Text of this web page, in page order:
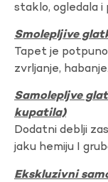
staklo, ogledala i
Smolepljive
Tapet je
zvrljanje, habanje.
Samolepljve
kupatila)
Dodatni deblji
jaku hemiju I
Ekskluzivni